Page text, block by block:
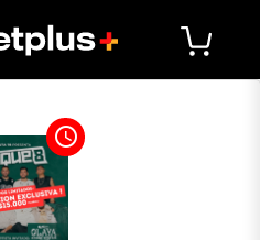
access_time